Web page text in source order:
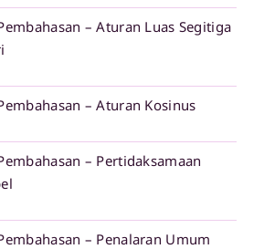
– Aturan Luas Segitiga
– Aturan Kosinus
– Pertidaksamaan
– Penalaran Umum